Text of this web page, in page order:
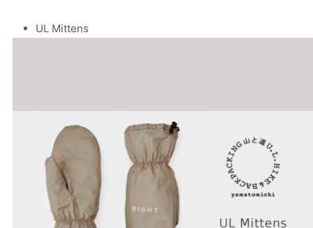
UL Mittens